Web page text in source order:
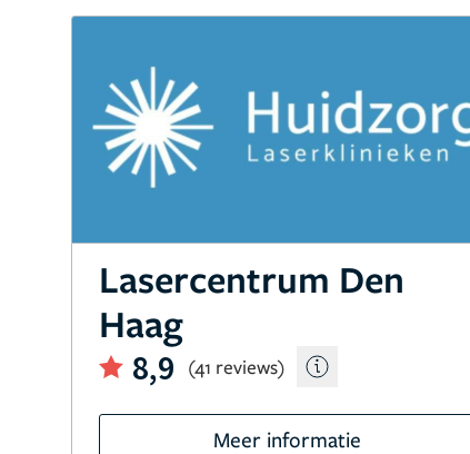
Lasercentrum Den
Haag
8,9 (41 reviews)
Meer informatie